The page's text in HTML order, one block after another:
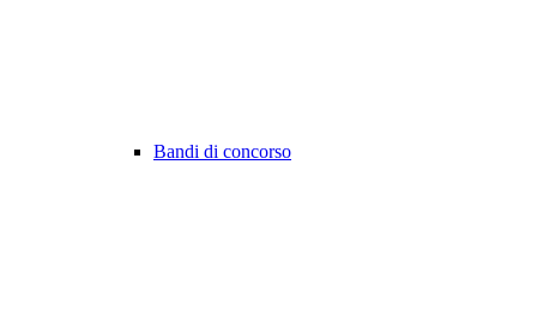
Bandi di concorso